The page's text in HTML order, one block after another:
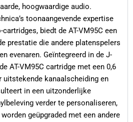
hoogwaardige audio.
toonaangevende expertise
biedt de AT-VM95C een
prestatie die andere platenspelers
evenaren. Geïntegreerd in de J-
AT-VM95C cartridge met een 0,6
kanaalscheiding en
in een uitzonderlijke
verder te personaliseren,
geüpgraded met een andere